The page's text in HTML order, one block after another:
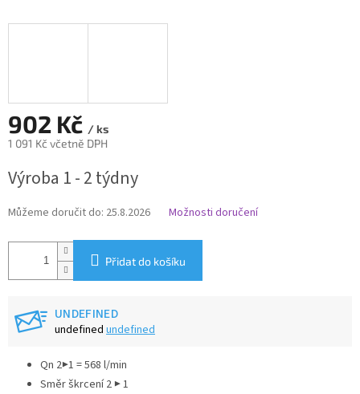
902 Kč / ks
1 091 Kč včetně DPH
cena:
Výroba 1 - 2 týdny
Můžeme doručit do: 25.8.2026 Možnosti doručení
Přidat do košíku
UNDEFINED
undefined undefined
Qn 2▶1 = 568 l/min
Směr škrcení 2 ▶ 1